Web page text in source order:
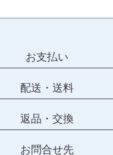
お支払い
配送・送料
返品・交換
お問合せ先